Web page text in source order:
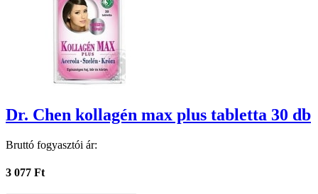
Dr. Chen kollagén max plus tabletta 30 db
Bruttó fogyasztói ár:
3 077 Ft